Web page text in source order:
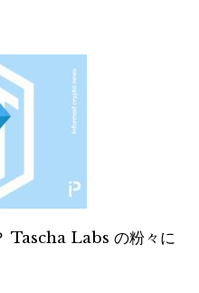
Tascha Labs の粉々に